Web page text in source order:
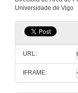
Universidade de Vigo
URL:
IFRAME: